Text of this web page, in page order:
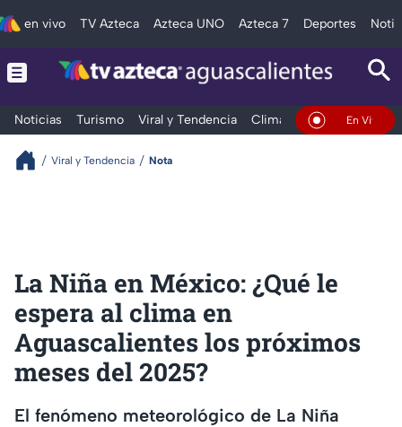
en vivo TV Azteca Azteca UNO Azteca 7 Deportes
Noticias Turismo Viral y Tendencia Clima DeportesEn Vivo
Viral y Tendencia Nota
La Niña en México: ¿Qué le
espera al clima en
Aguascalientes los próximos
meses del 2025?
El fenómeno meteorológico de La Niña